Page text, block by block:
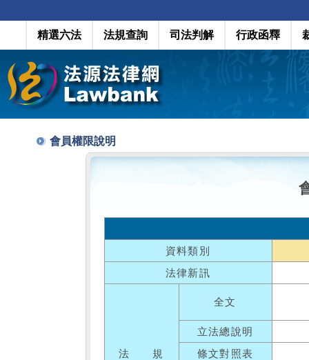
精選六法 法規查詢 司法判解 行政函釋
會員權限說明
資料類別
法律新訊
法 規
全文
立法總說明
條文對照表